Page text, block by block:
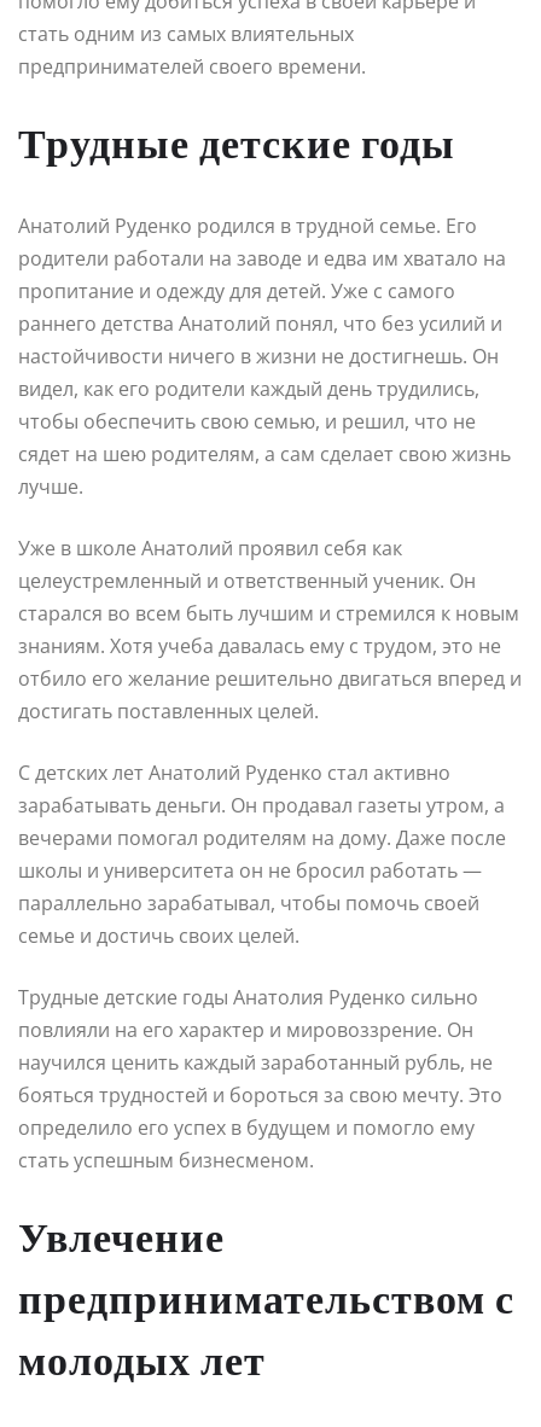
стать одним из самых влиятельных
предпринимателей своего времени.
Трудные детские годы
Анатолий Руденко родился в трудной семье. Его
родители работали на заводе и едва им хватало на
пропитание и одежду для детей. Уже с самого
раннего детства Анатолий понял, что без усилий и
настойчивости ничего в жизни не достигнешь. Он
видел, как его родители каждый день трудились,
чтобы обеспечить свою семью, и решил, что не
сядет на шею родителям, а сам сделает свою жизнь
лучше.
Уже в школе Анатолий проявил себя как
целеустремленный и ответственный ученик. Он
старался во всем быть лучшим и стремился к новым
знаниям. Хотя учеба давалась ему с трудом, это не
отбило его желание решительно двигаться вперед и
достигать поставленных целей.
С детских лет Анатолий Руденко стал активно
зарабатывать деньги. Он продавал газеты утром, а
вечерами помогал родителям на дому. Даже после
школы и университета он не бросил работать —
параллельно зарабатывал, чтобы помочь своей
семье и достичь своих целей.
Трудные детские годы Анатолия Руденко сильно
повлияли на его характер и мировоззрение. Он
научился ценить каждый заработанный рубль, не
бояться трудностей и бороться за свою мечту. Это
определило его успех в будущем и помогло ему
стать успешным бизнесменом.
Увлечение
предпринимательством с
молодых лет